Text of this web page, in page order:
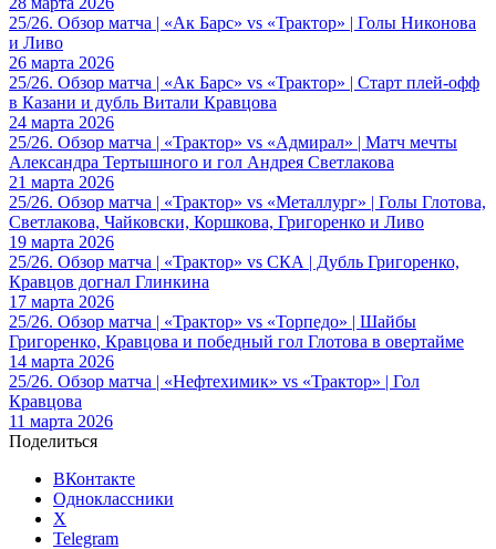
25/26. Обзор матча | «Ак Барс» vs «Трактор» | Голы Никонова
и Ливо
26 марта 2026
25/26. Обзор матча | «Ак Барс» vs «Трактор» | Старт плей-офф
в Казани и дубль Витали Кравцова
24 марта 2026
25/26. Обзор матча | «Трактор» vs «Адмирал» | Матч мечты
Александра Тертышного и гол Андрея Светлакова
21 марта 2026
25/26. Обзор матча | «Трактор» vs «Металлург» | Голы Глотова,
Светлакова, Чайковски, Коршкова, Григоренко и Ливо
19 марта 2026
25/26. Обзор матча | «Трактор» vs СКА | Дубль Григоренко,
Кравцов догнал Глинкина
17 марта 2026
25/26. Обзор матча | «Трактор» vs «Торпедо» | Шайбы
Григоренко, Кравцова и победный гол Глотова в овертайме
14 марта 2026
25/26. Обзор матча | «Нефтехимик» vs «Трактор» | Гол
Кравцова
11 марта 2026
Поделиться
ВКонтакте
Одноклассники
X
Telegram